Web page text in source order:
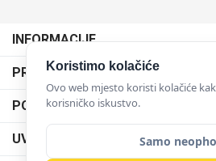
INFORMACIJE
Maskice.hr - Web trgovina
SVIJET MASKICA d.o.o.
Aleja javora 13, 10000 Zagreb
095 5555 345
prodaja@maskice.hr
PRODAJNA MJESTA
Poslovnica Trešnjevka
Poslovnica Dubrava
PODRŠKA
Dostava
O nama
UVJETI KORIŠTENJA
Koristimo kolačiće
Ovo web mjesto koristi kolačiće
korisničko iskustvo.
Samo